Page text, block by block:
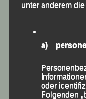
unter anderem
a)
oder
Folgenden